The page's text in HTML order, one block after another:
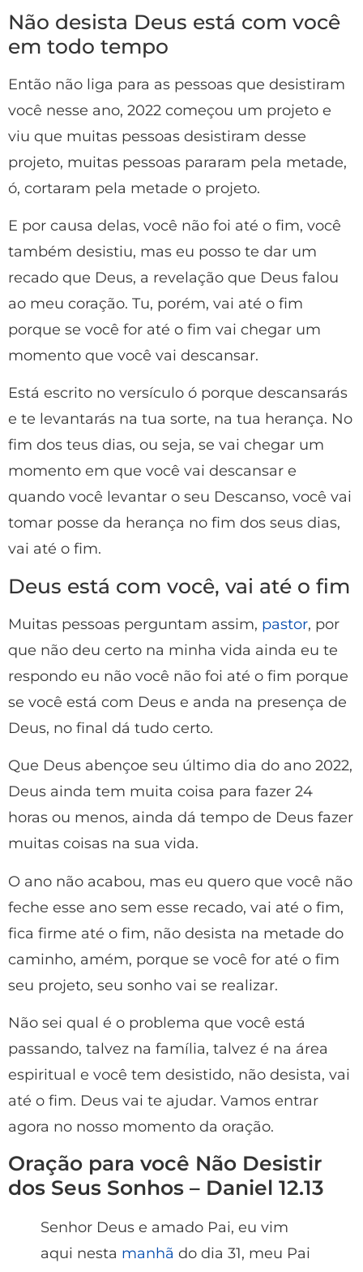
Não desista Deus está com você
em todo tempo
Então não liga para as pessoas que desistiram
você nesse ano, 2022 começou um projeto e
viu que muitas pessoas desistiram desse
projeto, muitas pessoas pararam pela metade,
ó, cortaram pela metade o projeto.
E por causa delas, você não foi até o fim, você
também desistiu, mas eu posso te dar um
recado que Deus, a revelação que Deus falou
ao meu coração. Tu, porém, vai até o fim
porque se você for até o fim vai chegar um
momento que você vai descansar.
Está escrito no versículo ó porque descansarás
e te levantarás na tua sorte, na tua herança. No
fim dos teus dias, ou seja, se vai chegar um
momento em que você vai descansar e
quando você levantar o seu Descanso, você vai
tomar posse da herança no fim dos seus dias,
vai até o fim.
Deus está com você, vai até o fim
Muitas pessoas perguntam assim, pastor, por
que não deu certo na minha vida ainda eu te
respondo eu não você não foi até o fim porque
se você está com Deus e anda na presença de
Deus, no final dá tudo certo.
Que Deus abençoe seu último dia do ano 2022,
Deus ainda tem muita coisa para fazer 24
horas ou menos, ainda dá tempo de Deus fazer
muitas coisas na sua vida.
O ano não acabou, mas eu quero que você não
feche esse ano sem esse recado, vai até o fim,
fica firme até o fim, não desista na metade do
caminho, amém, porque se você for até o fim
seu projeto, seu sonho vai se realizar.
Não sei qual é o problema que você está
passando, talvez na família, talvez é na área
espiritual e você tem desistido, não desista, vai
até o fim. Deus vai te ajudar. Vamos entrar
agora no nosso momento da oração.
Oração para você Não Desistir
dos Seus Sonhos – Daniel 12.13
Senhor Deus e amado Pai, eu vim
aqui nesta manhã do dia 31, meu Pai